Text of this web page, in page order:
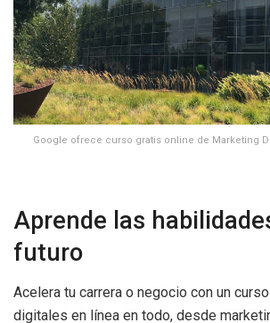
Google ofrece curso gratis online de Marketing
Aprende las
futuro
Acelera tu carrera o negocio con un
digitales en línea en todo, desde